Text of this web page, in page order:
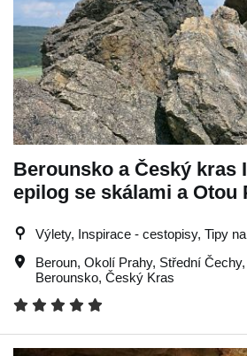
Berounsko a Český kras
epilog se skálami a Otou
Výlety, Inspirace - cestopisy, Tipy
Beroun, Okolí Prahy, Střední Čechy,
Berounsko, Český Kras